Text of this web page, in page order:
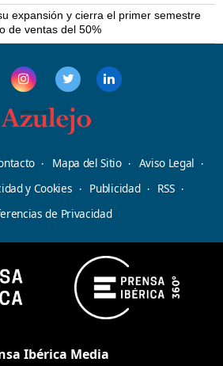
expansión y cierra el primer semestre
de ventas del 50%
Mapa del Sitio
Aviso Legal
y Cookies
Publicidad
RSS
de Privacidad
Ibérica Media